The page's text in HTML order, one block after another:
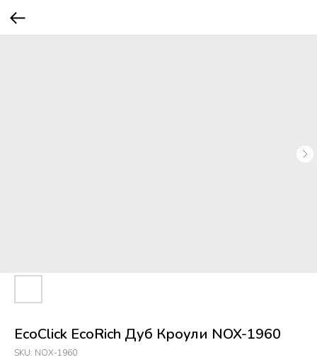
EcoClick EcoRich Дуб Кроули NOX-1960
SKU: NOX-1960